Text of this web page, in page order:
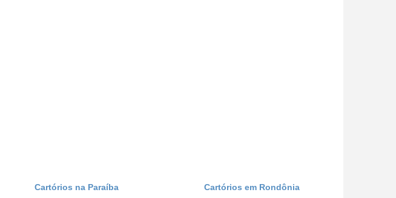
Cartórios na Paraíba Cartórios em Rondônia